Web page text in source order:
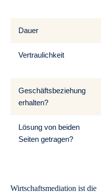
Dauer
Vertraulichkeit
Geschäftsbeziehung
erhalten?
Lösung von beiden
Seiten getragen?
Wirtschaftsmediation ist die